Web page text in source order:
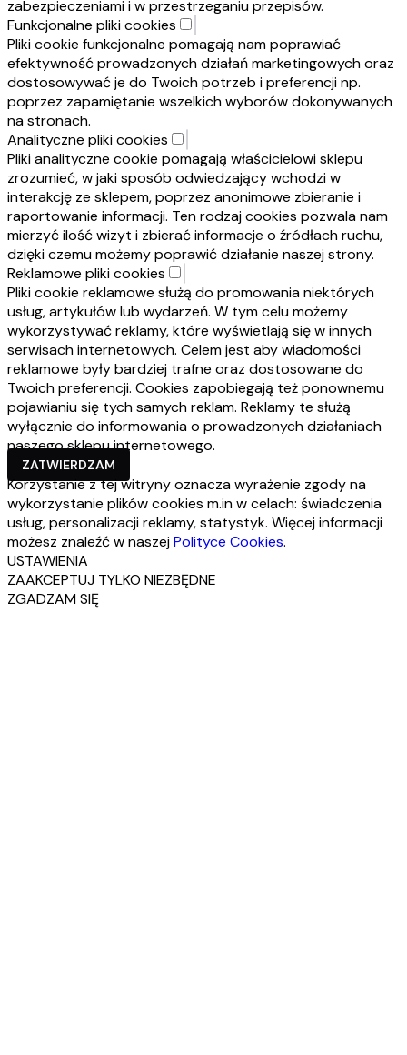
zabezpieczeniami i w przestrzeganiu przepisów.
Funkcjonalne pliki cookies
Pliki cookie funkcjonalne pomagają nam poprawiać
efektywność prowadzonych działań marketingowych oraz
dostosowywać je do Twoich potrzeb i preferencji np.
poprzez zapamiętanie wszelkich wyborów dokonywanych
na stronach.
Analityczne pliki cookies
Pliki analityczne cookie pomagają właścicielowi sklepu
zrozumieć, w jaki sposób odwiedzający wchodzi w
interakcję ze sklepem, poprzez anonimowe zbieranie i
raportowanie informacji. Ten rodzaj cookies pozwala nam
mierzyć ilość wizyt i zbierać informacje o źródłach ruchu,
dzięki czemu możemy poprawić działanie naszej strony.
Reklamowe pliki cookies
Pliki cookie reklamowe służą do promowania niektórych
usług, artykułów lub wydarzeń. W tym celu możemy
wykorzystywać reklamy, które wyświetlają się w innych
serwisach internetowych. Celem jest aby wiadomości
reklamowe były bardziej trafne oraz dostosowane do
Twoich preferencji. Cookies zapobiegają też ponownemu
pojawianiu się tych samych reklam. Reklamy te służą
wyłącznie do informowania o prowadzonych działaniach
naszego sklepu internetowego.
ZATWIERDZAM
Korzystanie z tej witryny oznacza wyrażenie zgody na
wykorzystanie plików cookies m.in w celach: świadczenia
usług, personalizacji reklamy, statystyk. Więcej informacji
możesz znaleźć w naszejPolityce Cookies.
USTAWIENIA
ZAAKCEPTUJ TYLKO NIEZBĘDNE
ZGADZAM SIĘ